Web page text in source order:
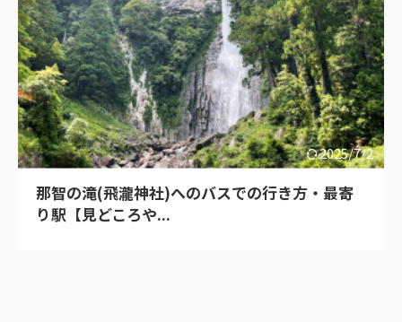
2025/7/2
那智の滝(飛瀧神社)へのバスでの行き方・最寄
り駅【見どころや...